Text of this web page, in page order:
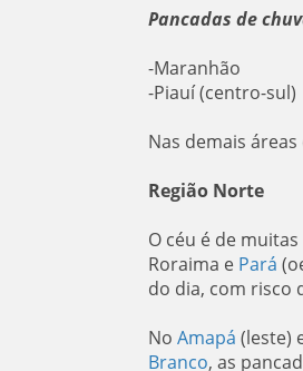
Pancadas de
-Maranhão
-Piauí (centro-sul)
Nas demais
Região Norte
O céu é de
Roraima e Pará
do dia, com risco
No Amapá (leste)
Branco, as